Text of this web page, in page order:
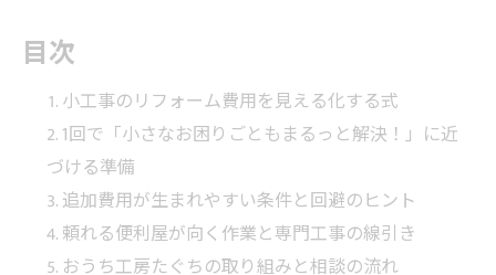
目次
小工事のリフォーム費用を見える化する式
1回で「小さなお困りごともまるっと解決！」に近
づける準備
追加費用が生まれやすい条件と回避のヒント
頼れる便利屋が向く作業と専門工事の線引き
おうち工房たぐちの取り組みと相談の流れ